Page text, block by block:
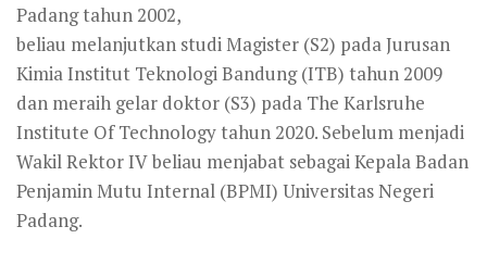
Padang tahun 2002,
beliau melanjutkan studi Magister (S2) pada Jurusan
Kimia Institut Teknologi Bandung (ITB) tahun 2009
dan meraih gelar doktor (S3) pada The Karlsruhe
Institute Of Technology tahun 2020. Sebelum menjadi
Wakil Rektor IV beliau menjabat sebagai Kepala Badan
Penjamin Mutu Internal (BPMI) Universitas Negeri
Padang.